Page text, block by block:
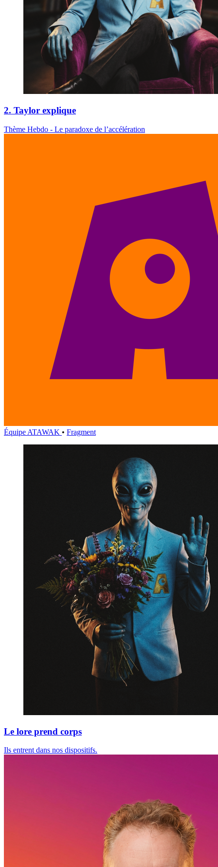
2. Taylor explique
Thème Hebdo - Le paradoxe de l’accélération
Équipe ATAWAK • Fragment
Le lore prend corps
Ils entrent dans nos dispositifs.